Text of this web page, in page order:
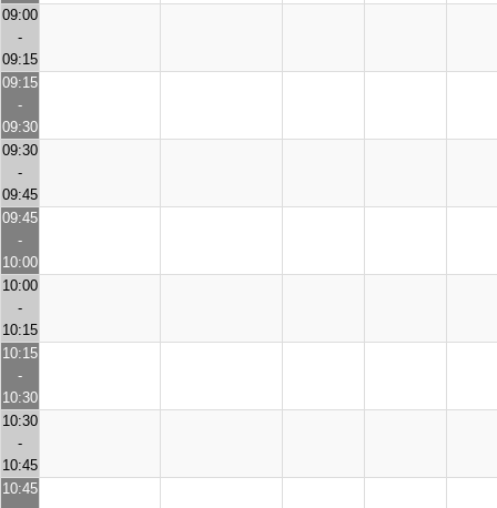
09:00
-
09:15
09:15
-
09:30
09:30
-
09:45
09:45
-
10:00
10:00
-
10:15
10:15
-
10:30
10:30
-
10:45
10:45